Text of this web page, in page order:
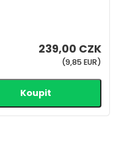
239,00 CZK
(9,85 EUR)